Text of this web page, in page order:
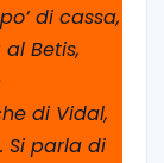
di cassa,
Betis,
di Vidal,
Si parla di